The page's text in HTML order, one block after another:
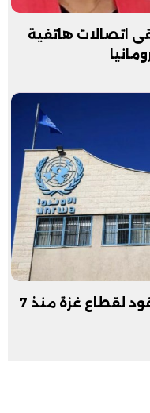
اتصالات هاتفية
الأونروا: لم يتم إدخال أي لتر وقود لقطاع غزة منذ 7